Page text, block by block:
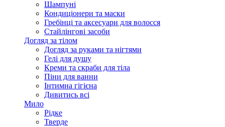
Шампуні
Кондиціонери та маски
Гребінці та аксесуари для волосся
Стайлінгові засоби
Догляд за тілом
Догляд за руками та нігтями
Гелі для душу
Креми та скраби для тіла
Піни для ванни
Інтимна гігієна
Дивитись всі
Мило
Рідке
Тверде